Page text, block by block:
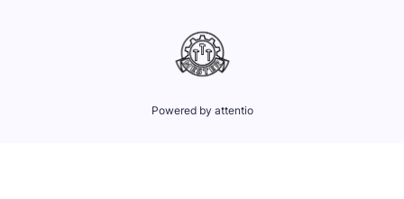
Powered by attentio